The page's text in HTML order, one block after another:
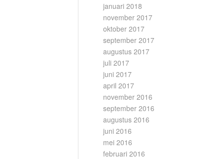
januari 2018
november 2017
oktober 2017
september 2017
augustus 2017
juli 2017
juni 2017
april 2017
november 2016
september 2016
augustus 2016
juni 2016
mei 2016
februari 2016